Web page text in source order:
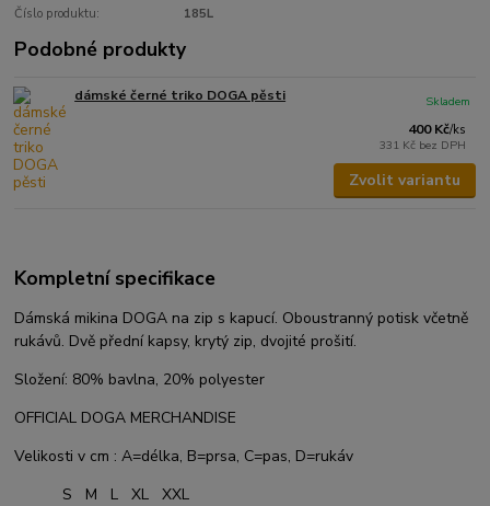
Číslo produktu: 185L
Podobné produkty
dámské černé triko DOGA pěsti
400 Kč/ks
331 Kč bez DPH
Skladem
Zvolit variantu
Kompletní specifikace
Dámská mikina DOGA na zip s kapucí. Oboustranný potisk včetně
rukávů. Dvě přední kapsy, krytý zip, dvojité prošití.
Složení: 80% bavlna, 20% polyester
OFFICIAL DOGA MERCHANDISE
Velikosti v cm : A=délka, B=prsa, C=pas, D=rukáv
S M L XL XXL